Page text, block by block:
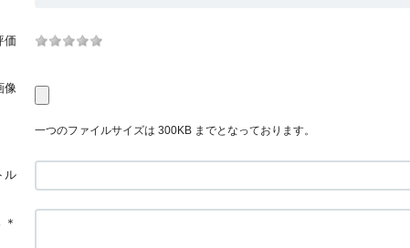
価
像
一つのファイルサイズは 300KB までとなっております。
ル
＊